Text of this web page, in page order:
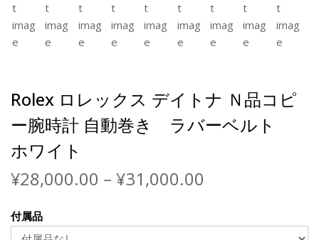
Rolex ロレックス デイトナ Ｎ品コピ
ー腕時計 自動巻き ラバーベルト
ホワイト
¥28,000.00 – ¥31,000.00
付属品